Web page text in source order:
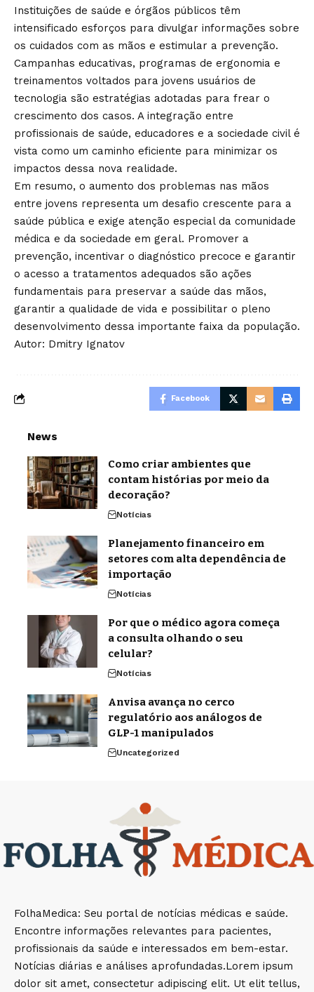
Instituições de saúde e órgãos públicos têm
intensificado esforços para divulgar informações sobre
os cuidados com as mãos e estimular a prevenção.
Campanhas educativas, programas de ergonomia e
treinamentos voltados para jovens usuários de
tecnologia são estratégias adotadas para frear o
crescimento dos casos. A integração entre
profissionais de saúde, educadores e a sociedade civil é
vista como um caminho eficiente para minimizar os
impactos dessa nova realidade.
Em resumo, o aumento dos problemas nas mãos
entre jovens representa um desafio crescente para a
saúde pública e exige atenção especial da comunidade
médica e da sociedade em geral. Promover a
prevenção, incentivar o diagnóstico precoce e garantir
o acesso a tratamentos adequados são ações
fundamentais para preservar a saúde das mãos,
garantir a qualidade de vida e possibilitar o pleno
desenvolvimento dessa importante faixa da população.
Autor: Dmitry Ignatov
Facebook
News
Como criar ambientes que
contam histórias por meio da
decoração?
Notícias
Planejamento financeiro em
setores com alta dependência de
importação
Notícias
Por que o médico agora começa
a consulta olhando o seu
celular?
Notícias
Anvisa avança no cerco
regulatório aos análogos de
GLP-1 manipulados
Uncategorized
FolhaMedica: Seu portal de notícias médicas e saúde.
Encontre informações relevantes para pacientes,
profissionais da saúde e interessados em bem-estar.
Notícias diárias e análises aprofundadas.Lorem ipsum
dolor sit amet, consectetur adipiscing elit. Ut elit tellus,